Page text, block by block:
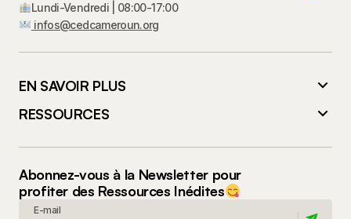
Lundi-Vendredi | 08:00-17:00
infos@cedcameroun.org
EN SAVOIR PLUS
RESSOURCES
Abonnez-vous à la Newsletter pour
profiter des Ressources Inédites
E-mail